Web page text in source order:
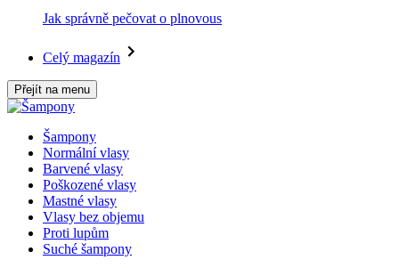
Jak správně pečovat o plnovous
Celý magazín
Přejít na menu
Šampony
Normální vlasy
Barvené vlasy
Poškozené vlasy
Mastné vlasy
Vlasy bez objemu
Proti lupům
Suché šampony